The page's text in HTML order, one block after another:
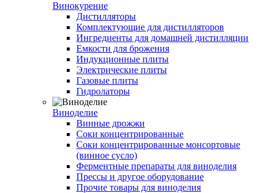
Винокурение
Дистилляторы
Комплектующие для дистилляторов
Ингредиенты для домашней дистилляции
Емкости для брожения
Индукционные плиты
Электрические плиты
Газовые плиты
Гидролаторы
Виноделие
Винные дрожжи
Соки концентрированные
Соки концентрированные монсортовые
(винное сусло)
Ферментные препараты для виноделия
Прессы и другое оборудование
Прочие товары для виноделия